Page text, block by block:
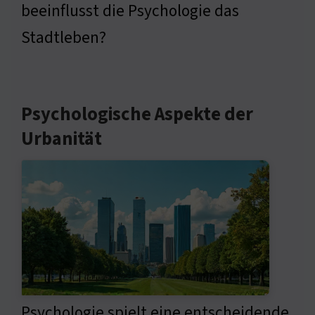
beeinflusst die Psychologie das
Stadtleben?
Psychologische Aspekte der
Urbanität